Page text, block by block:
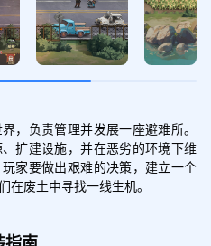
，负责管理并发展一座避难所。
扩建设施，并在恶劣的环境下维
家要做出艰难的决策，建立一个
在废土中寻找一线生机。